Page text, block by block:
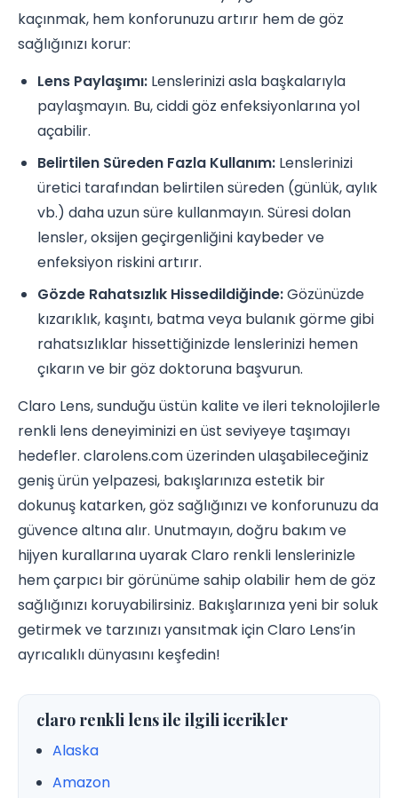
kaçınmak, hem konforunuzu artırır hem de göz
sağlığınızı korur:
Lens Paylaşımı: Lenslerinizi asla başkalarıyla
paylaşmayın. Bu, ciddi göz enfeksiyonlarına yol
açabilir.
Belirtilen Süreden Fazla Kullanım: Lenslerinizi
üretici tarafından belirtilen süreden (günlük, aylık
vb.) daha uzun süre kullanmayın. Süresi dolan
lensler, oksijen geçirgenliğini kaybeder ve
enfeksiyon riskini artırır.
Gözde Rahatsızlık Hissedildiğinde:Gözünüzde
kızarıklık, kaşıntı, batma veya bulanık görme gibi
rahatsızlıklar hissettiğinizde lenslerinizi hemen
çıkarın ve bir göz doktoruna başvurun.
Claro Lens, sunduğu üstün kalite ve ileri teknolojilerle
renkli lens deneyiminizi en üst seviyeye taşımayı
hedefler. clarolens.com üzerinden ulaşabileceğiniz
geniş ürün yelpazesi, bakışlarınıza estetik bir
dokunuş katarken, göz sağlığınızı ve konforunuzu da
güvence altına alır. Unutmayın, doğru bakım ve
hijyen kurallarına uyarak Claro renkli lenslerinizle
hem çarpıcı bir görünüme sahip olabilir hem de göz
sağlığınızı koruyabilirsiniz. Bakışlarınıza yeni bir soluk
getirmek ve tarzınızı yansıtmak için Claro Lens’in
ayrıcalıklı dünyasını keşfedin!
claro renkli lens ile ilgili icerikler
Alaska
Amazon